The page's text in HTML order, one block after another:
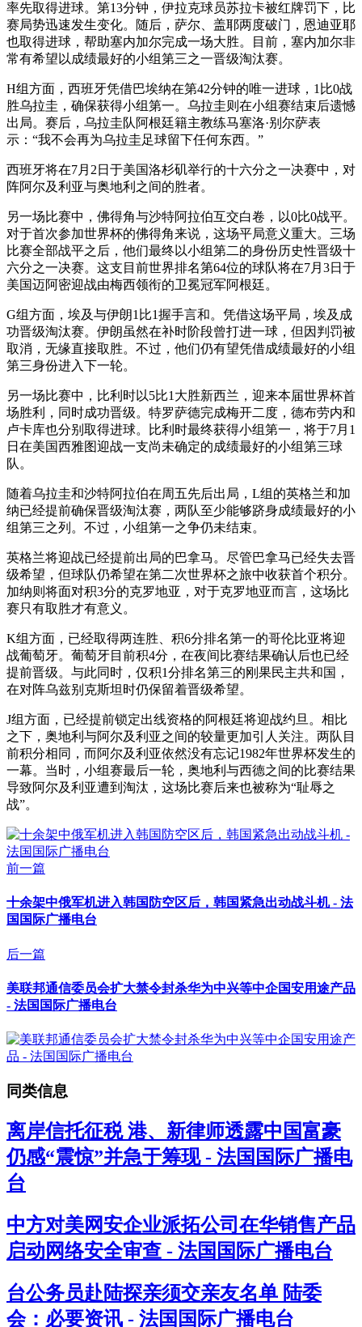
率先取得进球。第13分钟，伊拉克球员苏拉卡被红牌罚下，比
赛局势迅速发生变化。随后，萨尔、盖耶两度破门，恩迪亚耶
也取得进球，帮助塞内加尔完成一场大胜。目前，塞内加尔非
常有希望以成绩最好的小组第三之一晋级淘汰赛。
H组方面，西班牙凭借巴埃纳在第42分钟的唯一进球，1比0战
胜乌拉圭，确保获得小组第一。乌拉圭则在小组赛结束后遗憾
出局。赛后，乌拉圭队阿根廷籍主教练马塞洛·别尔萨表
示：“我不会再为乌拉圭足球留下任何东西。”
西班牙将在7月2日于美国洛杉矶举行的十六分之一决赛中，对
阵阿尔及利亚与奥地利之间的胜者。
另一场比赛中，佛得角与沙特阿拉伯互交白卷，以0比0战平。
对于首次参加世界杯的佛得角来说，这场平局意义重大。三场
比赛全部战平之后，他们最终以小组第二的身份历史性晋级十
六分之一决赛。这支目前世界排名第64位的球队将在7月3日于
美国迈阿密迎战由梅西领衔的卫冕冠军阿根廷。
G组方面，埃及与伊朗1比1握手言和。凭借这场平局，埃及成
功晋级淘汰赛。伊朗虽然在补时阶段曾打进一球，但因判罚被
取消，无缘直接取胜。不过，他们仍有望凭借成绩最好的小组
第三身份进入下一轮。
另一场比赛中，比利时以5比1大胜新西兰，迎来本届世界杯首
场胜利，同时成功晋级。特罗萨德完成梅开二度，德布劳内和
卢卡库也分别取得进球。比利时最终获得小组第一，将于7月1
日在美国西雅图迎战一支尚未确定的成绩最好的小组第三球
队。
随着乌拉圭和沙特阿拉伯在周五先后出局，L组的英格兰和加
纳已经提前确保晋级淘汰赛，两队至少能够跻身成绩最好的小
组第三之列。不过，小组第一之争仍未结束。
英格兰将迎战已经提前出局的巴拿马。尽管巴拿马已经失去晋
级希望，但球队仍希望在第二次世界杯之旅中收获首个积分。
加纳则将面对积3分的克罗地亚，对于克罗地亚而言，这场比
赛只有取胜才有意义。
K组方面，已经取得两连胜、积6分排名第一的哥伦比亚将迎
战葡萄牙。葡萄牙目前积4分，在夜间比赛结果确认后也已经
提前晋级。与此同时，仅积1分排名第三的刚果民主共和国，
在对阵乌兹别克斯坦时仍保留着晋级希望。
J组方面，已经提前锁定出线资格的阿根廷将迎战约旦。相比
之下，奥地利与阿尔及利亚之间的较量更加引人关注。两队目
前积分相同，而阿尔及利亚依然没有忘记1982年世界杯发生的
一幕。当时，小组赛最后一轮，奥地利与西德之间的比赛结果
导致阿尔及利亚遭到淘汰，这场比赛后来也被称为“耻辱之
战”。
前一篇
十余架中俄军机进入韩国防空区后，韩国紧急出动战斗机 - 法
国国际广播电台
后一篇
美联邦通信委员会扩大禁令封杀华为中兴等中企国安用途产品
- 法国国际广播电台
同类信息
离岸信托征税 港、新律师透露中国富豪
仍感“震惊”并急于筹现 - 法国国际广播电
台
中方对美网安企业派拓公司在华销售产品
启动网络安全审查 - 法国国际广播电台
台公务员赴陆探亲须交亲友名单 陆委
会：必要资讯 - 法国国际广播电台